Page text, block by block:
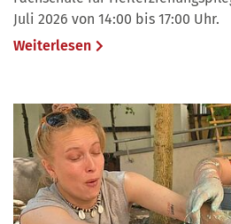
Juli 2026 von 14:00 bis 17:00 Uhr.
Weiterlesen